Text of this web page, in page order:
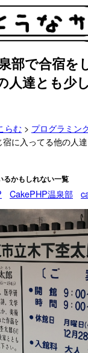
部で合宿を
人達とも少
らむ > プログラミン
に入ってる他の人
るかもしれない一覧
CakePHP温泉部